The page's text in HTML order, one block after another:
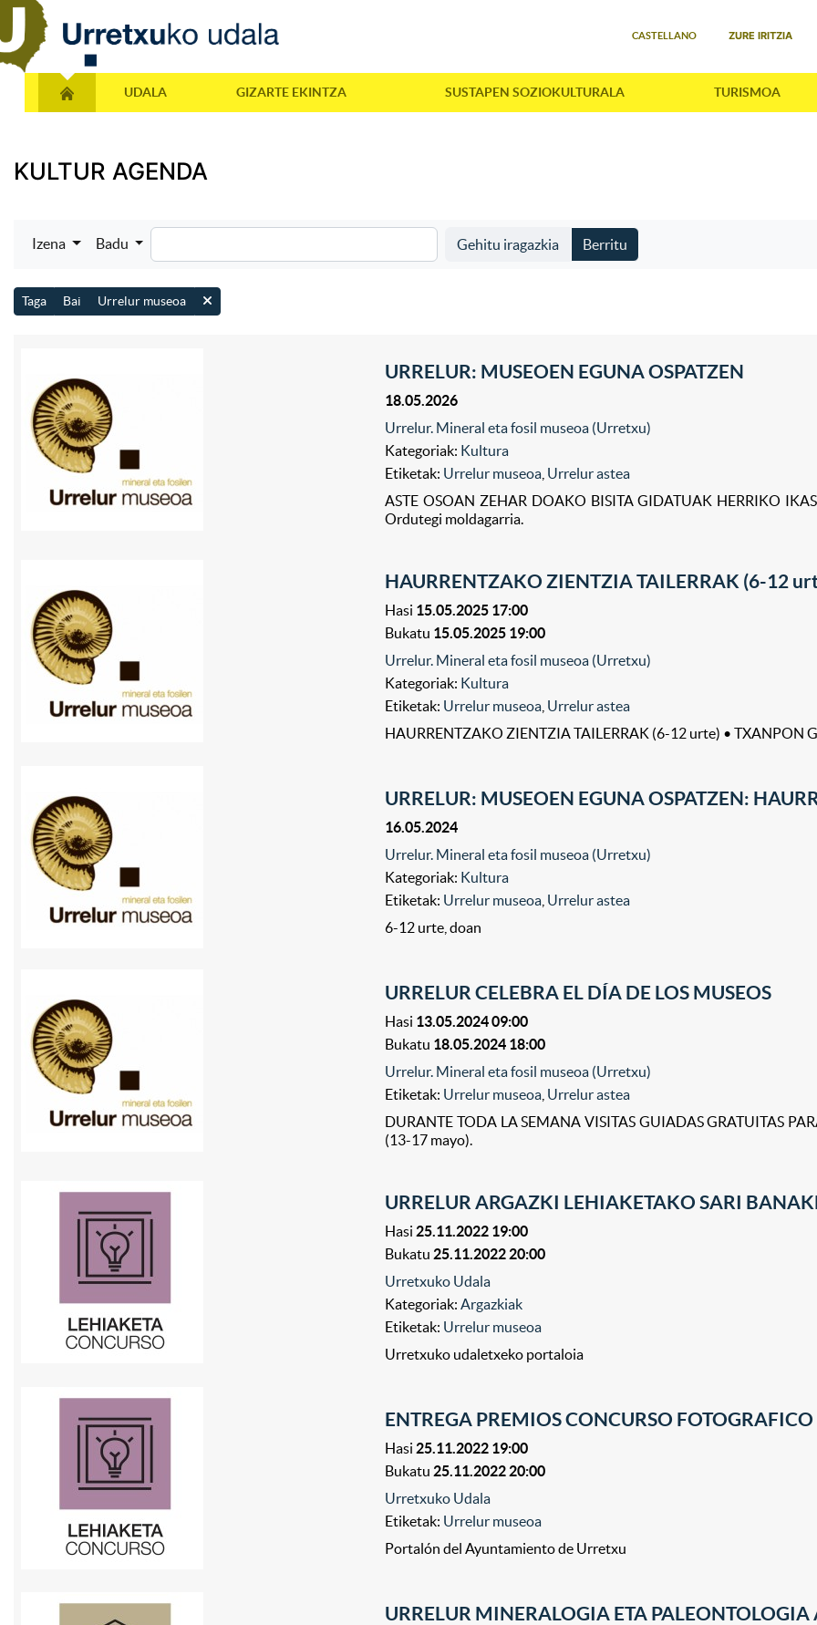
CASTELLANO ZURE IRITZIA
UDALA GIZARTE EKINTZA SUSTAPEN SOZIOKULTURALA TURISMOA
KULTUR AGENDA
Izena Badu Gehitu iragazkia Berritu
Taga Bai Urrelur museoa
URRELUR: MUSEOEN EGUNA OSPATZEN
18.05.2026
Urrelur. Mineral eta fosil museoa (Urretxu)
Kategoriak: Kultura
Etiketak: Urrelur museoa Urrelur astea
ASTE OSOAN ZEHAR DOAKO BISITA GIDATUAK HERRIKO
Ordutegi moldagarria.
HAURRENTZAKO ZIENTZIA TAILERRAK (6-12
Hasi 15.05.2025 17:00
Bukatu 15.05.2025 19:00
Urrelur. Mineral eta fosil museoa (Urretxu)
Kategoriak: Kultura
Etiketak: Urrelur museoa Urrelur astea
HAURRENTZAKO ZIENTZIA TAILERRAK (6-12 urte) • TXANPON
URRELUR: MUSEOEN EGUNA OSPATZEN:
16.05.2024
Urrelur. Mineral eta fosil museoa (Urretxu)
Kategoriak: Kultura
Etiketak: Urrelur museoa Urrelur astea
6-12 urte, doan
URRELUR CELEBRA EL DÍA DE LOS MUSEOS
Hasi 13.05.2024 09:00
Bukatu 18.05.2024 18:00
Urrelur. Mineral eta fosil museoa (Urretxu)
Etiketak: Urrelur museoa Urrelur astea
DURANTE TODA LA SEMANA VISITAS GUIADAS GRATUITAS
(13-17 mayo).
URRELUR ARGAZKI LEHIAKETAKO SARI
Hasi 25.11.2022 19:00
Bukatu 25.11.2022 20:00
Urretxuko Udala
Kategoriak:Argazkiak
Etiketak: Urrelur museoa
Urretxuko udaletxeko portaloia
ENTREGA PREMIOS CONCURSO FOTOGRAFICO
Hasi 25.11.2022 19:00
Bukatu 25.11.2022 20:00
Urretxuko Udala
Etiketak: Urrelur museoa
Portalón del Ayuntamiento de Urretxu
URRELUR MINERALOGIA ETA PALEONTOLOGIA